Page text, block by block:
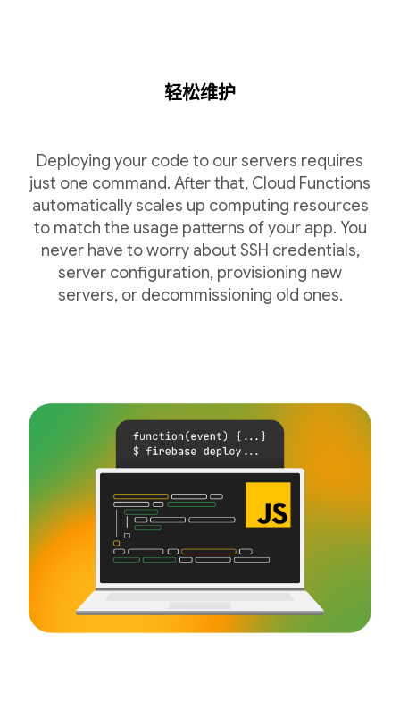
轻松维护
Deploying your code to our servers requires
just one command. After that, Cloud Functions
automatically scales up computing resources
to match the usage patterns of your app. You
never have to worry about SSH credentials,
server configuration, provisioning new
servers, or decommissioning old ones.